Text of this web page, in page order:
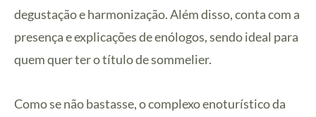
degustação e harmonização. Além disso, conta com a
presença e explicações de enólogos, sendo ideal para
quem quer ter o título de sommelier.
Como se não bastasse, o complexo enoturístico da